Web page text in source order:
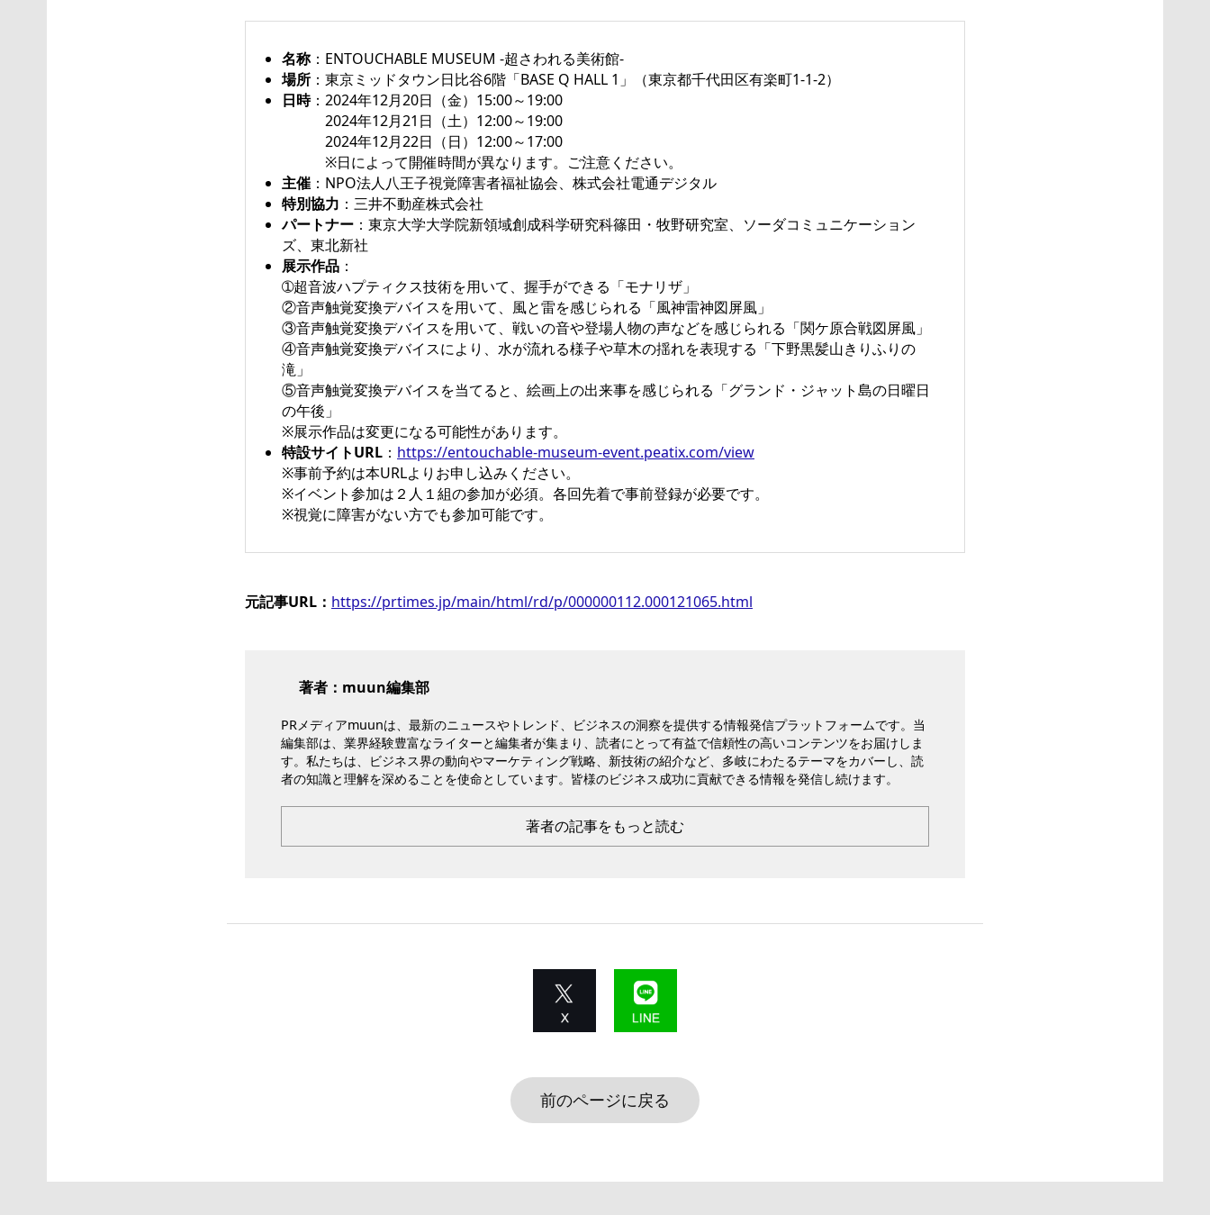
名称：ENTOUCHABLE MUSEUM -超さわれる美術館-
場所 ：東京ミッドタウン日比谷6階「BASE Q HALL 1」（東京都千代田区有楽町1-1-2）
日時：2024年12月20日（金）15:00～19:00
2024年12月21日（土）12:00～19:00
2024年12月22日（日）12:00～17:00
※日によって開催時間が異なります。ご注意ください。
主催：NPO法人八王子視覚障害者福祉協会、株式会社電通デジタル
特別協力 ：三井不動産株式会社
パートナー ：東京大学大学院新領域創成科学研究科篠田・牧野研究室、ソーダコミュニケーション
ズ、東北新社
展示作品 ：
➀超音波ハプティクス技術を用いて、握手ができる「モナリザ」
②音声触覚変換デバイスを用いて、風と雷を感じられる「風神雷神図屏風」
③音声触覚変換デバイスを用いて、戦いの音や登場人物の声などを感じられる「関ケ原合戦図屏風」
④音声触覚変換デバイスにより、水が流れる様子や草木の揺れを表現する「下野黒髪山きりふりの
滝」
⑤音声触覚変換デバイスを当てると、絵画上の出来事を感じられる「グランド・ジャット島の日曜日
の午後」
※展示作品は変更になる可能性があります。
特設サイトURL ： https://entouchable-museum-event.peatix.com/view
※事前予約は本URLよりお申し込みください。
※イベント参加は２人１組の参加が必須。各回先着で事前登録が必要です。
※視覚に障害がない方でも参加可能です。
元記事URL： https://prtimes.jp/main/html/rd/p/000000112.000121065.html
著者：muun編集部
PRメディアmuunは、最新のニュースやトレンド、ビジネスの洞察を提供する情報発信プラットフォームです。当
編集部は、業界経験豊富なライターと編集者が集まり、読者にとって有益で信頼性の高いコンテンツをお届けしま
す。私たちは、ビジネス界の動向やマーケティング戦略、新技術の紹介など、多岐にわたるテーマをカバーし、読
者の知識と理解を深めることを使命としています。皆様のビジネス成功に貢献できる情報を発信し続けます。
著者の記事をもっと読む
前のページに戻る